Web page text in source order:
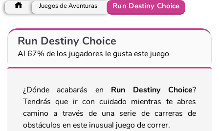
Juegos de Aventuras Run Destiny Choice
Run Destiny Choice
Al 67% de los jugadores le gusta este juego
¿Dónde acabarás en Run Destiny Choice?
Tendrás que ir con cuidado mientras te abres
camino a través de una serie de carreras de
obstáculos en este inusual juego de correr.